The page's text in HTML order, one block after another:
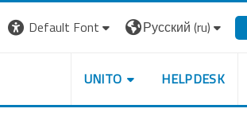
Default Font Русский ‎(ru)‎
UNITO HELPDESK